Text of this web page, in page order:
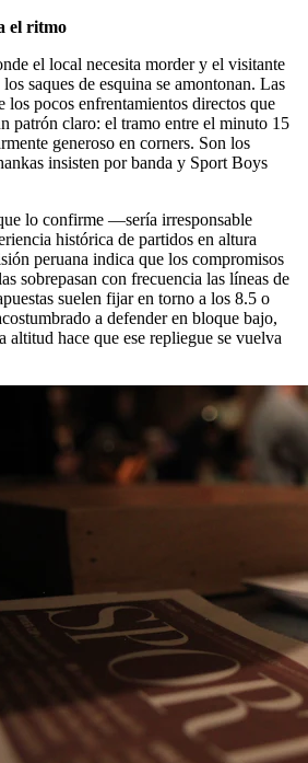
el ritmo
el local necesita morder y el visitante
saques de esquina se amontonan. Las
los pocos enfrentamientos directos que
patrón claro: el tramo entre el minuto 15
generoso en corners. Son los
insisten por banda y Sport Boys
lo confirme —sería irresponsable
histórica de partidos en altura
peruana indica que los compromisos
sobrepasan con frecuencia las líneas de
suelen fijar en torno a los 8.5 o
a defender en bloque bajo,
altitud hace que ese repliegue se vuelva